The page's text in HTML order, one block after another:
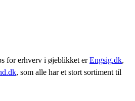
for erhverv i øjeblikket erEngsig.dk,
, som alle har et stort sortiment til